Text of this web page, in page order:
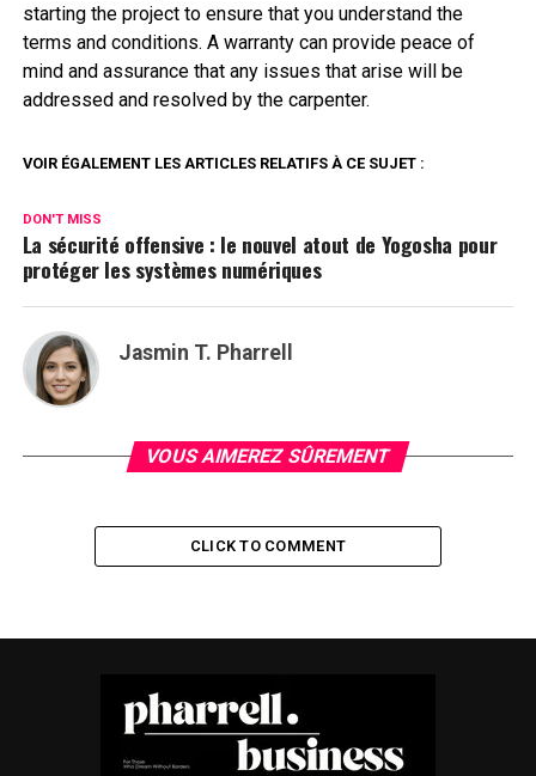
starting the project to ensure that you understand the
terms and conditions. A warranty can provide peace of
mind and assurance that any issues that arise will be
addressed and resolved by the carpenter.
VOIR ÉGALEMENT LES ARTICLES RELATIFS À CE SUJET :
DON'T MISS
La sécurité offensive : le nouvel atout de Yogosha pour
protéger les systèmes numériques
Jasmin T. Pharrell
VOUS AIMEREZ SÛREMENT
CLICK TO COMMENT